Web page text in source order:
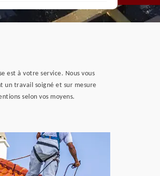
est à votre service. Nous vous
un travail soigné et sur mesure
selon vos moyens.